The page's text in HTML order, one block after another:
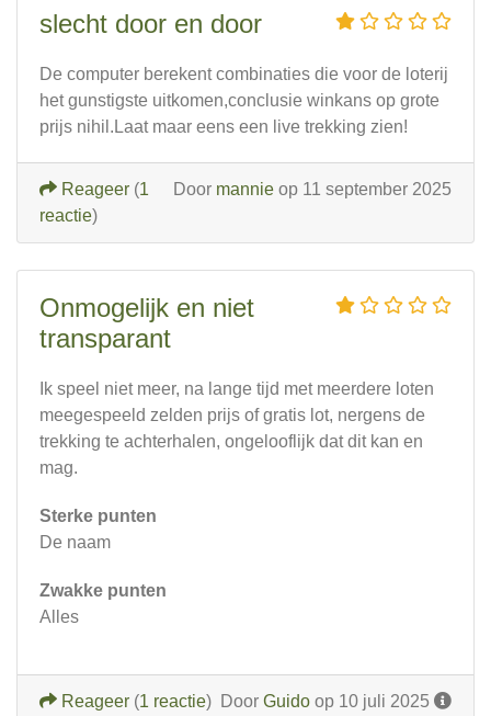
slecht door en door
De computer berekent combinaties die voor de loterij
het gunstigste uitkomen,conclusie winkans op grote
prijs nihil.Laat maar eens een live trekking zien!
Door mannie op 11 september 2025
Reageer (1
reactie)
Onmogelijk en niet
transparant
Ik speel niet meer, na lange tijd met meerdere loten
meegespeeld zelden prijs of gratis lot, nergens de
trekking te achterhalen, ongelooflijk dat dit kan en
mag.
Sterke punten
De naam
Zwakke punten
Alles
Door Guido op 10 juli 2025
Reageer (1 reactie)